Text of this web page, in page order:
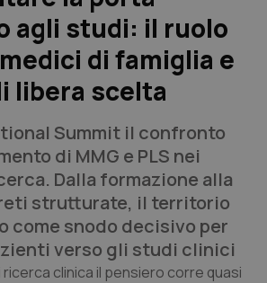
agli studi: il ruolo
di famiglia e
libera scelta
Summit il confronto
di MMG e PLS nei
Dalla formazione alla
strutturate, il territorio
come snodo decisivo per
verso gli studi clinici
ricerca clinica il pensiero corre quasi